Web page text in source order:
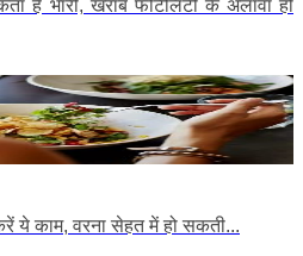
है भारी, खराब फर्टिलिटी के अलावा हो
ये काम, वरना सेहत में हो सकती...